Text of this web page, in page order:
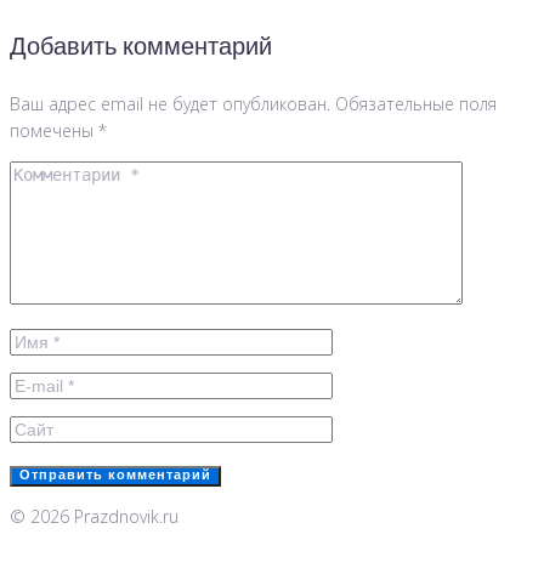
Добавить комментарий
Ваш адрес email не будет опубликован. Обязательные поля
помечены *
© 2026 Prazdnovik.ru